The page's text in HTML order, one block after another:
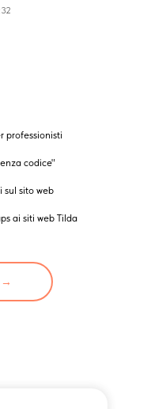
→
ai siti web Tilda
professionisti
sul sito web
codice"